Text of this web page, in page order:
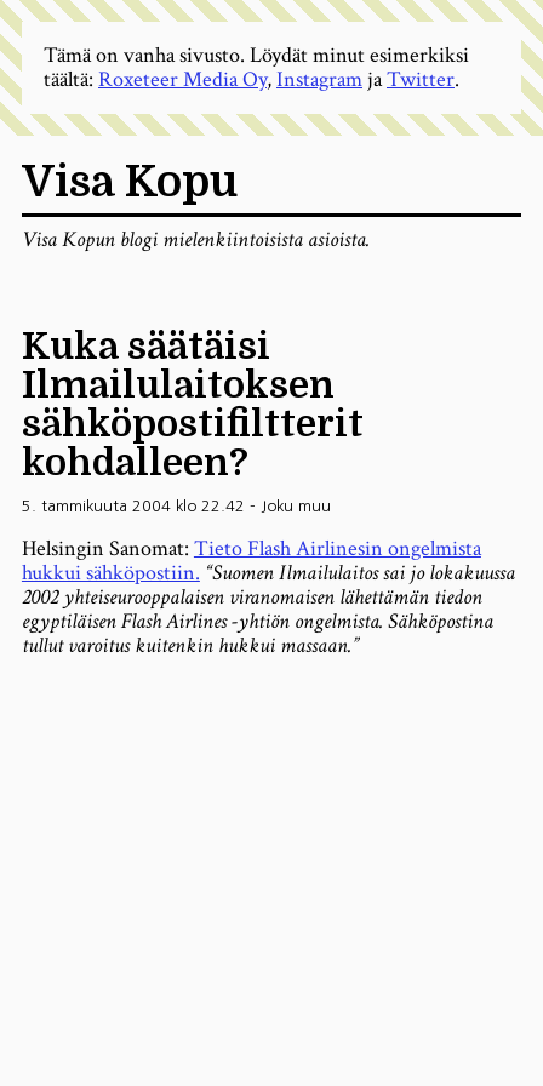
Visa Kopu
Visa Kopun blogi mielenkiintoisista asioista.
Kuka säätäisi
Ilmailulaitoksen
sähköpostifiltterit
kohdalleen?
5. tammikuuta 2004 klo 22.42 - Joku muu
Helsingin Sanomat: Tieto Flash Airlinesin ongelmista
hukkui sähköpostiin. “Suomen Ilmailulaitos sai jo lokakuussa
2002 yhteiseurooppalaisen viranomaisen lähettämän tiedon
egyptiläisen Flash Airlines -yhtiön ongelmista. Sähköpostina
tullut varoitus kuitenkin hukkui massaan.”
Tämä on vanha sivusto. Löydät minut esimerkiksi
täältä: Roxeteer Media Oy,InstagramjaTwitter.